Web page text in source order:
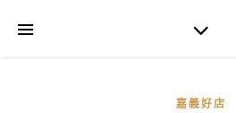
嘉義好店